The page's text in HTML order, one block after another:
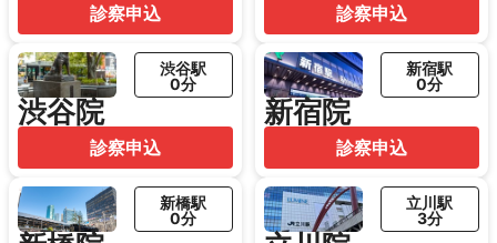
診察申込 診察申込
渋谷院
渋谷駅
0分
診察申込
新宿院
新宿駅
0分
診察申込
新橋駅
0分
立川駅
3分